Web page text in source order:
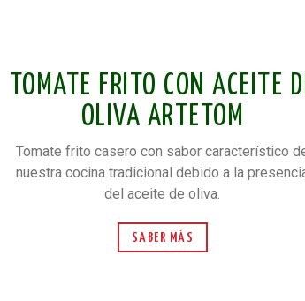
TOMATE FRITO CON ACEITE
OLIVA ARTETOM
Tomate frito casero con sabor característico
nuestra cocina tradicional debido a la
del aceite de oliva.
SABER MÁS